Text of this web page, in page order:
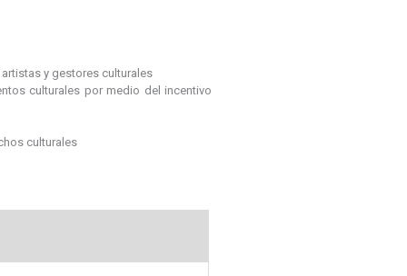
y gestores culturales
culturales por medio del incentivo
culturales